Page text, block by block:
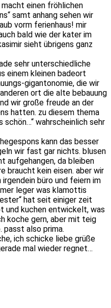
einen fröhlichen
samt anhang sehen wir
vorm ferienhaus! mir
bald wie der kater im
sieht übrigens ganz
sehr unterschiedliche
einem kleinen badeort
gigantonomie, die wir
ort die alte bebauung
wir große freude an der
hatten. zu diesem thema
schön…“ wahrscheinlich sehr
kann das besser
wir fast gar nichts. blusen
aufgehangen, da bleiben
braucht kein eisen. aber wir
büro und feiern im
leger was klamottis
hat seit einiger zeit
und kuchen entwickelt, was
koche gern, aber mit teig
passt also prima.
ich schicke liebe grüße
mal wieder regnet…